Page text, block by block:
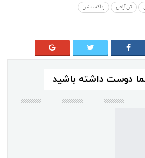
تن آرامی ریلکسیشن
دوست داشته باشید